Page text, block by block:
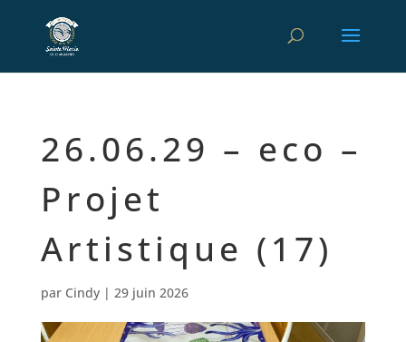
26.06.29 – eco –
Projet
Artistique (17)
par Cindy| 29 juin 2026